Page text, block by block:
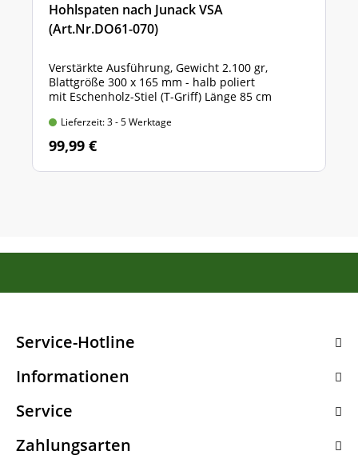
Hohlspaten nach Junack VSA
(Art.Nr.DO61-070)
Verstärkte Ausführung, Gewicht 2.100 gr,
Blattgröße 300 x 165 mm - halb poliert
mit Eschenholz-Stiel (T-Griff) Länge 85 cm
Lieferzeit: 3 - 5 Werktage
99,99 €
Service-Hotline
Informationen
Service
Zahlungsarten